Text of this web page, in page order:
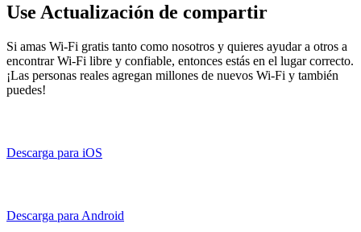
Use Actualización de compartir
Si amas Wi-Fi gratis tanto como nosotros y quieres ayudar a otros a
encontrar Wi-Fi libre y confiable, entonces estás en el lugar correcto.
¡Las personas reales agregan millones de nuevos Wi-Fi y también
puedes!
Descarga para iOS
Descarga para Android